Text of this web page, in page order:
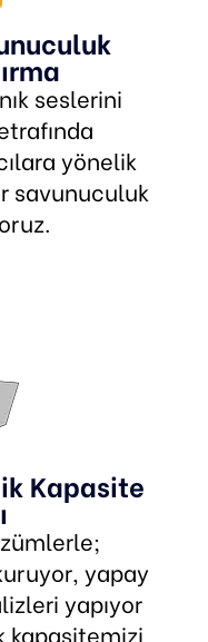
seslerini
yönelik
savunuculuk
Kapasite
yapay
yapıyor
kapasitemizi